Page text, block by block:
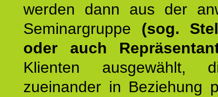
werden dann aus der
Seminargruppe (sog.
oder auch
Klienten ausgewählt,
zueinander in Beziehung